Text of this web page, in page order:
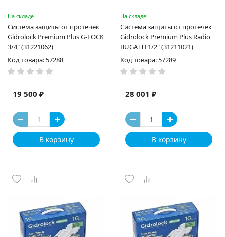
На складе
Система защиты от протечек
Gidrоlock Premium Plus G-LOCK
3/4" (31221062)
Код товара: 57288
19 500 ₽
В корзину
На складе
Система защиты от протечек
Gidrоlock Premium Plus Radio
BUGATTI 1/2" (31211021)
Код товара: 57289
28 001 ₽
В корзину